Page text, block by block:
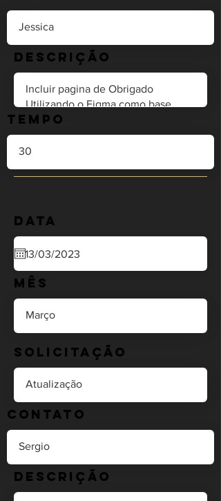
Descrição
Tempo
Data
Mês
Solicitação
Contato
Descrição